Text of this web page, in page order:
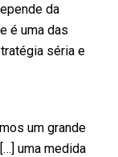
da
é uma das
séria e
um grande
uma medida